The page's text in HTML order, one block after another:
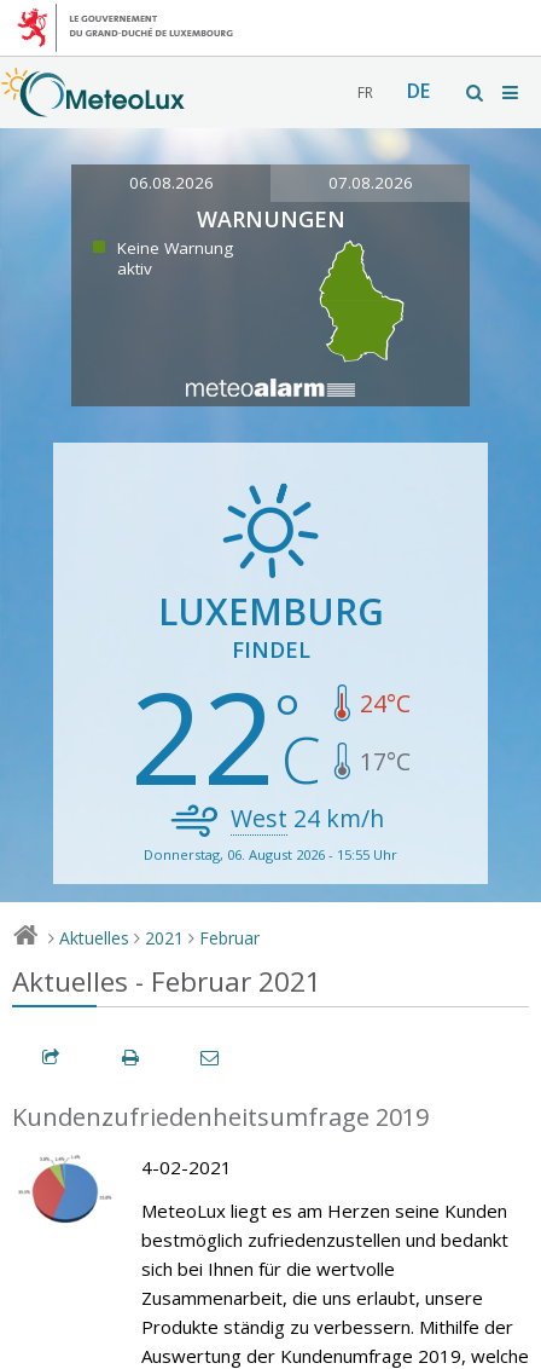
FR DE
06.08.2026 07.08.2026
WARNUNGEN
Keine Warnung
aktiv
LUXEMBURG
FINDEL
22 24°C
17°C
West 24 km/h
Donnerstag, 06. August 2026 - 15:55 Uhr
> Aktuelles > 2021 > Februar
Aktuelles - Februar 2021
Kundenzufriedenheitsumfrage 2019
4-02-2021
MeteoLux liegt es am Herzen seine Kunden
bestmöglich zufriedenzustellen und bedankt
sich bei Ihnen für die wertvolle
Zusammenarbeit, die uns erlaubt, unsere
Produkte ständig zu verbessern. Mithilfe der
Auswertung der Kundenumfrage 2019, welche